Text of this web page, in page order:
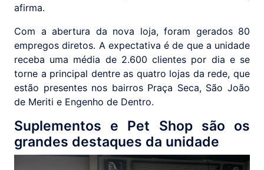
afirma.
Com a abertura da nova loja, foram gerados 80
empregos diretos. A expectativa é de que a unidade
receba uma média de 2.600 clientes por dia e se
torne a principal dentre as quatro lojas da rede, que
estão presentes nos bairros Praça Seca, São João
de Meriti e Engenho de Dentro.
Suplementos e Pet Shop são os
grandes destaques da unidade